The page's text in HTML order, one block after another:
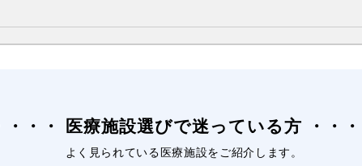
医療施設選びで迷っている方
よく見られている医療施設をご紹介します。